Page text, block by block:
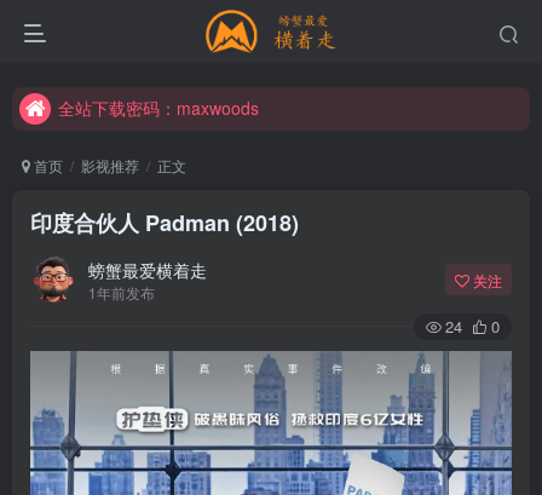
全站下载密码：maxwoods
首页 影视推荐 正文
印度合伙人 Padman (2018)
螃蟹最爱横着走
1年前发布
关注
24 0